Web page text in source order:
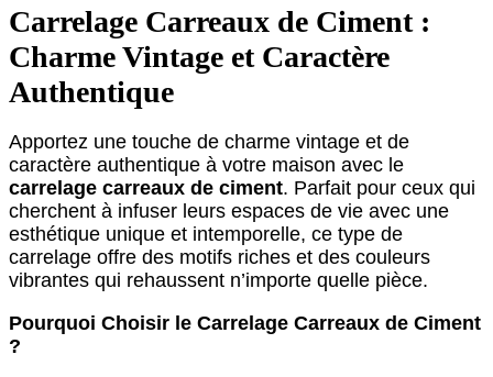
Carrelage Carreaux de Ciment :
Charme Vintage et Caractère
Authentique
Apportez une touche de charme vintage et de
caractère authentique à votre maison avec le
carrelage carreaux de ciment. Parfait pour ceux qui
cherchent à infuser leurs espaces de vie avec une
esthétique unique et intemporelle, ce type de
carrelage offre des motifs riches et des couleurs
vibrantes qui rehaussent n’importe quelle pièce.
Pourquoi Choisir le Carrelage Carreaux de Ciment
?